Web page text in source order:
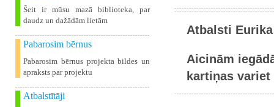
Šeit ir mūsu mazā biblioteka, par
daudz un dažādām lietām
Pabarosim bērnus
Pabarosim bērnus projekta bildes un
apraksts par projektu
Atbalstītāji
Atbalsti
Aicinām
kartiņas variet